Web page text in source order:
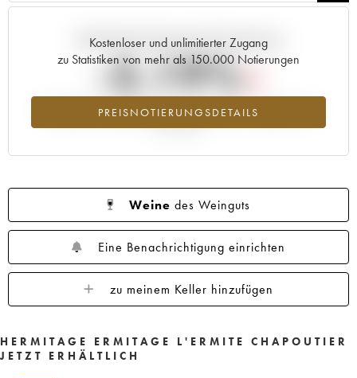
Kostenloser und unlimitierter Zugang
zu Statistiken von mehr als 150.000 Notierungen
PREISNOTIERUNGSDETAILS
Aktuelle Entwicklung der Preisnotierung
-3.19%
Preisabfall des Jahrgangs 2004 im Jahr 2026 im Vergleich zum
Weine des Weinguts
Eine Benachrichtigung einrichten
zu meinem Keller hinzufügen
HERMITAGE ERMITAGE L'ERMITE CHAPOUTIER
JETZT ERHÄLTLICH